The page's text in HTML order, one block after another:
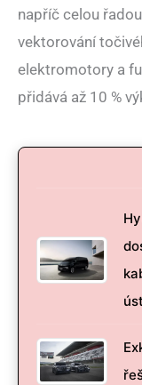
napříč celou
vektorování
elektromotory a
přidává až 10 %